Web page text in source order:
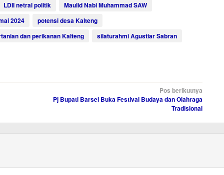
LDII netral politik
Maulid Nabi Muhammad SAW
2024
potensi desa Kalteng
dan perikanan Kalteng
silaturahmi Agustiar Sabran
Pos berikutnya
Pj Bupati Barsel Buka Festival Budaya dan Olahraga
Tradisional